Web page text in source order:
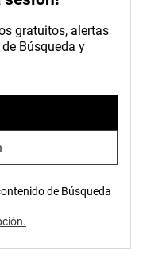
gratuitos, alertas
Búsqueda y
de Búsqueda